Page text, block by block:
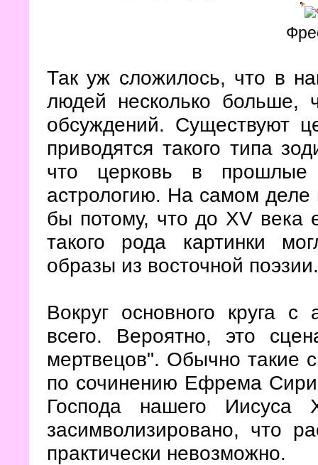
Так уж сложилось, что в
людей несколько
обсуждений. Существуют
приводятся такого типа
что церковь в прошлые
астрологию. На самом деле
бы потому, что до XV века
такого рода картинки
образы из восточной поэзии.
Вокруг основного круга
всего. Вероятно, это
мертвецов". Обычно такие
по сочинению Ефрема
Господа нашего Иисуса
засимволизировано, что
практически невозможно.